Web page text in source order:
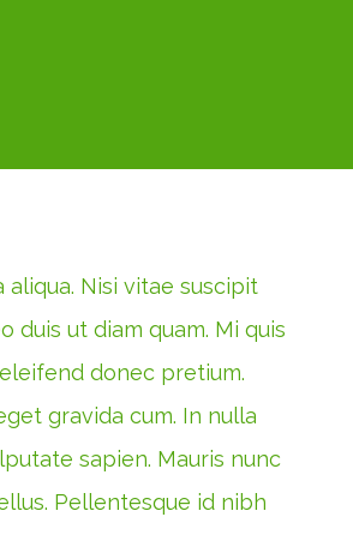
Nisi vitae suscipit
duis ut diam quam. Mi quis
donec pretium.
gravida cum. In nulla
sapien. Mauris nunc
Pellentesque id nibh